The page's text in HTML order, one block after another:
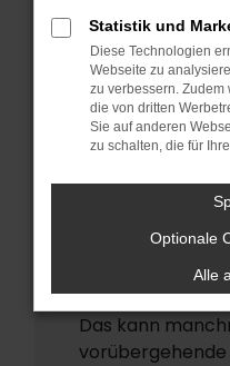
Überprüfe
Laden andere
deine
Prüfe deine
Manche
Werbeblocker,
bestimmter
Funktioniert die
Browser oder in
Starte dein
Das kann
Statistik und
Diese Technologien
Webseite zu
zu verbessern.
die von dritten
Sie auf anderen
zu schalten, die für
Optionale
Alle